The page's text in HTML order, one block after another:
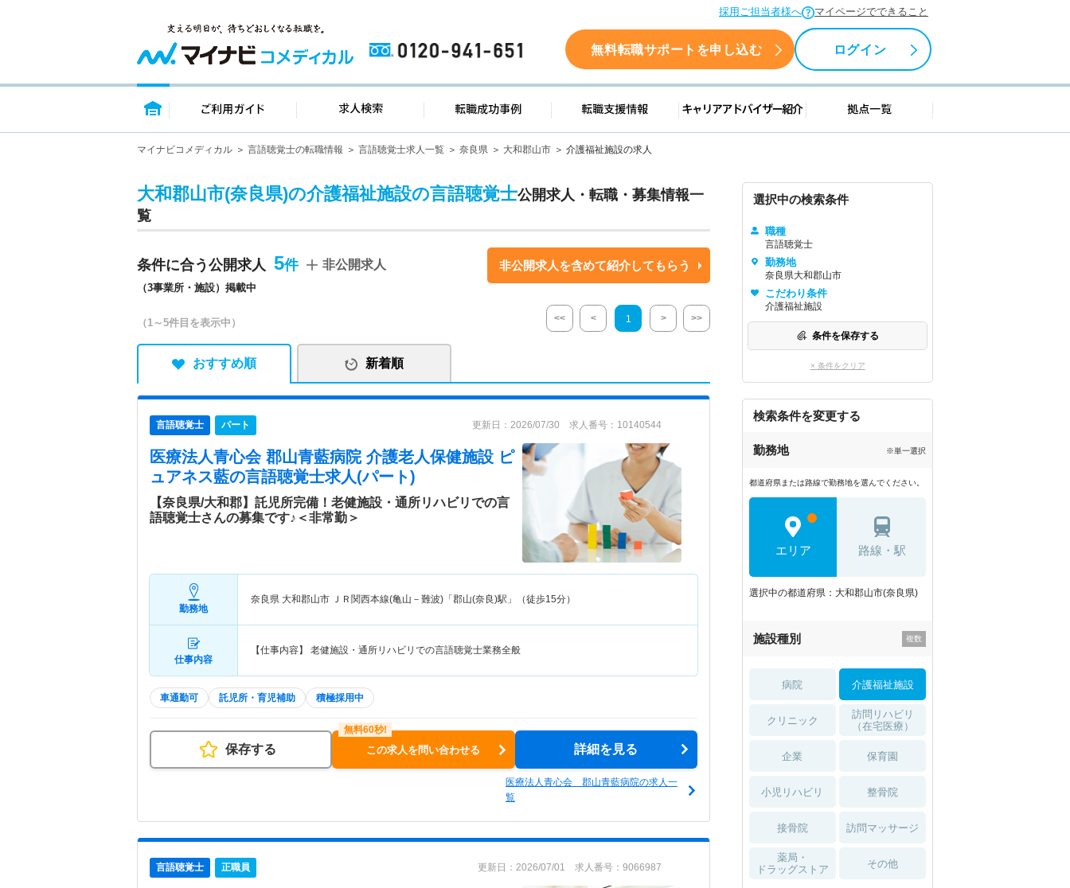
採用ご担当者様へ マイページでできること
0120-941-651 無料転職サポートを申し込む ログイン
トップページ ご利用ガイド 求人検索 転職成功事例 転職支援情報 キャリアアドバイザー紹介 拠点一覧
マイナビコメディカル 言語聴覚士の転職情報 言語聴覚士求人一覧 奈良県 大和郡山市 介護福祉施設の求人
大和郡山市(奈良県)の介護福祉施設の言語聴覚士公開求人・転職・募集情報一
覧
条件に合う公開求人 5
（3事業所・施設）掲載中
非公開求人 非公開求人を含めて紹介してもらう
（1～5件目を表示中） << < 1 > >>
おすすめ順 新着順
言語聴覚士 パート 更新日：2026/07/30 求人番号：10140544
医療法人青心会 郡山青藍病院 介護老人保健施設 ピ
ュアネス藍の言語聴覚士求人(パート)
【奈良県/大和郡】託児所完備！老健施設・通所リハビリでの言
語聴覚士さんの募集です♪＜非常勤＞
勤務地
奈良県 大和郡山市 ＪＲ関西本線(亀山－難波)「郡山(奈良)駅」（徒歩15分）
仕事内容
【仕事内容】 老健施設・通所リハビリでの言語聴覚士業務全般
車通勤可 託児所・育児補助 積極採用中
保存する この求人を問い合わせる 詳細を見る
医療法人青心会 郡山青藍病院の求人一
覧
言語聴覚士 正職員 更新日：2026/07/01 求人番号：9066987
選択中の検索条件
職種
言語聴覚士
勤務地
奈良県大和郡山市
こだわり条件
介護福祉施設
条件を保存する
× 条件をクリア
検索条件を変更する
勤務地 ※単一選択
都道府県または路線で勤務地を選んでください。
エリア 路線・駅
選択中の都道府県：大和郡山市(奈良県)
施設種別
病院 介護福祉施設
クリニック
訪問リハビリ
（在宅医療）
企業 保育園
小児リハビリ 整骨院
接骨院 訪問マッサージ
薬局・
ドラッグストア
その他